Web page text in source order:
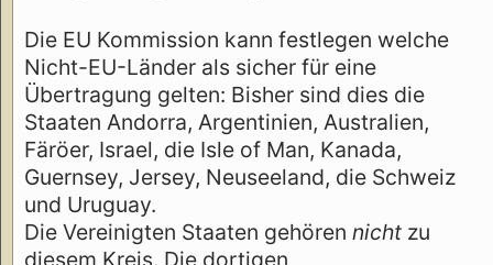
Die EU Kommission kann festlegen welche
Nicht-EU-Länder als sicher für eine
Übertragung gelten: Bisher sind dies die
Staaten Andorra, Argentinien, Australien,
Färöer, Israel, die Isle of Man, Kanada,
Guernsey, Jersey, Neuseeland, die Schweiz
und Uruguay.
Die Vereinigten Staaten gehören nicht zu